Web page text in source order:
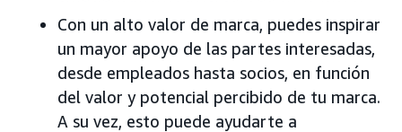
Con un alto valor de marca, puedes inspirar
un mayor apoyo de las partes interesadas,
desde empleados hasta socios, en función
del valor y potencial percibido de tu marca.
A su vez, esto puede ayudarte a